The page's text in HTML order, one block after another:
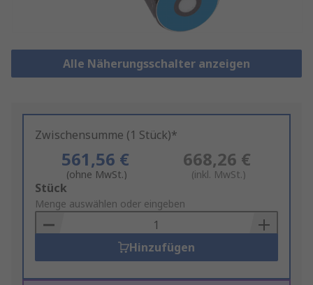
Alle Näherungsschalter anzeigen
Zwischensumme (1 Stück)*
561,56 €
(ohne MwSt.)
668,26 €
(inkl. MwSt.)
Add
to
Basket
Stück
Menge auswählen oder eingeben
Hinzufügen